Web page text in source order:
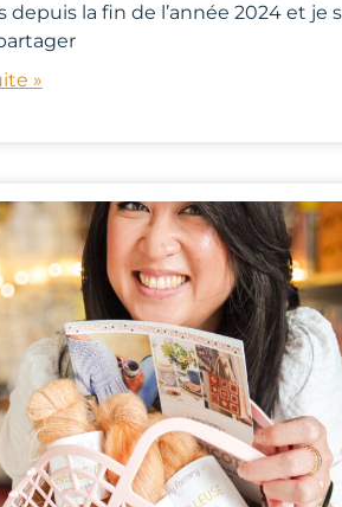
depuis la fin de l’année 2024 et je
»